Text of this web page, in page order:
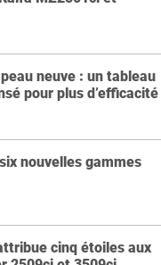
neuve : un tableau
pour plus d’efficacité
nouvelles gammes
cinq étoiles aux